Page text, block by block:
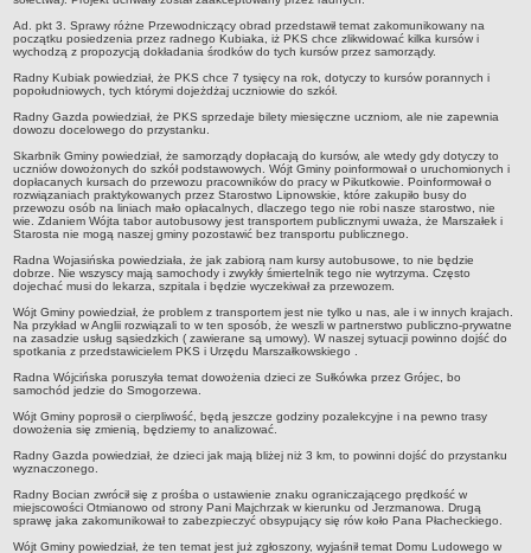
sprawozdania z wykonania budżetu
Plan postępowań na 2026 rok
Plan postępowań o udzielenie zamówień na rok 2025
Plan postępowań na rok 2024
Plan postępowań o udzielenie zamówień na rok 2023
Plan postępowań o udzielenie zamówień na rok 2022
Plan postępowań w 2021 roku
Plan postępowań o udzielenie zamówień w 2020 roku
Plan postępowań o udzielenie zamówień na 2019
Plan postępowań o udzielenie zamówień w 2018 roku
Plan postępowań o udzielenie zamówień w 2017 roku
Realizacja inwestycji
przetargi
Konkursy
elektronizacja zamówień publicznych
zamówienia do 170 000 PLN
PRAWO LOKALNE
Ad. pkt 3. Sprawy różne Przewodniczący obrad przedstawił temat zakomunikowany na
początku posiedzenia przez radnego Kubiaka, iż PKS chce zlikwidować kilka kursów i
wychodzą z propozycją dokładania środków do tych kursów przez samorządy.
Radny Kubiak powiedział, że PKS chce 7 tysięcy na rok, dotyczy to kursów porannych i
popołudniowych, tych którymi dojeżdżaj uczniowie do szkół.
Radny Gazda powiedział, że PKS sprzedaje bilety miesięczne uczniom, ale nie zapewnia
dowozu docelowego do przystanku.
Skarbnik Gminy powiedział, że samorządy dopłacają do kursów, ale wtedy gdy dotyczy to
uczniów dowożonych do szkół podstawowych. Wójt Gminy poinformował o uruchomionych i
dopłacanych kursach do przewozu pracowników do pracy w Pikutkowie. Poinformował o
rozwiązaniach praktykowanych przez Starostwo Lipnowskie, które zakupiło busy do
przewozu osób na liniach mało opłacalnych, dlaczego tego nie robi nasze starostwo, nie
wie. Zdaniem Wójta tabor autobusowy jest transportem publicznymi uważa, że Marszałek i
Starosta nie mogą naszej gminy pozostawić bez transportu publicznego.
Radna Wojasińska powiedziała, że jak zabiorą nam kursy autobusowe, to nie będzie
dobrze. Nie wszyscy mają samochody i zwykły śmiertelnik tego nie wytrzyma. Często
dojechać musi do lekarza, szpitala i będzie wyczekiwał za przewozem.
Wójt Gminy powiedział, że problem z transportem jest nie tylko u nas, ale i w innych krajach.
Na przykład w Anglii rozwiązali to w ten sposób, że weszli w partnerstwo publiczno-prywatne
na zasadzie usług sąsiedzkich ( zawierane są umowy). W naszej sytuacji powinno dojść do
spotkania z przedstawicielem PKS i Urzędu Marszałkowskiego .
Radna Wójcińska poruszyła temat dowożenia dzieci ze Sułkówka przez Grójec, bo
samochód jedzie do Smogorzewa.
Wójt Gminy poprosił o cierpliwość, będą jeszcze godziny pozalekcyjne i na pewno trasy
dowożenia się zmienią, będziemy to analizować.
Radny Gazda powiedział, że dzieci jak mają bliżej niż 3 km, to powinni dojść do przystanku
wyznaczonego.
Radny Bocian zwrócił się z prośba o ustawienie znaku ograniczającego prędkość w
miejscowości Otmianowo od strony Pani Majchrzak w kierunku od Jerzmanowa. Drugą
sprawę jaka zakomunikował to zabezpieczyć obsypujący się rów koło Pana Płacheckiego.
Wójt Gminy powiedział, że ten temat jest już zgłoszony, wyjaśnił temat Domu Ludowego w